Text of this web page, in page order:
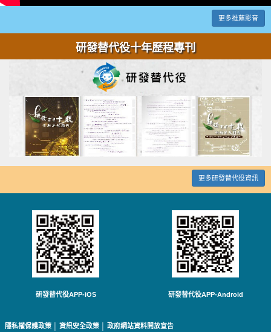
更多推薦影音
研發替代役十年歷程專刊
更多研發替代役資訊
研發替代役APP-iOS 研發替代役APP-Android
隱私權保護政策 資訊安全政策 政府網站資料開放宣告